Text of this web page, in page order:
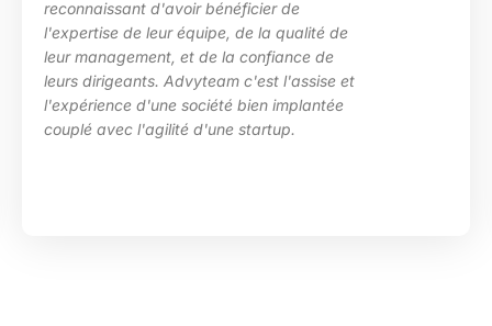
reconnaissant d'avoir bénéficier de
l'expertise de leur équipe, de la qualité de
leur management, et de la confiance de
leurs dirigeants. Advyteam c'est l'assise et
l'expérience d'une société bien implantée
couplé avec l'agilité d'une startup.